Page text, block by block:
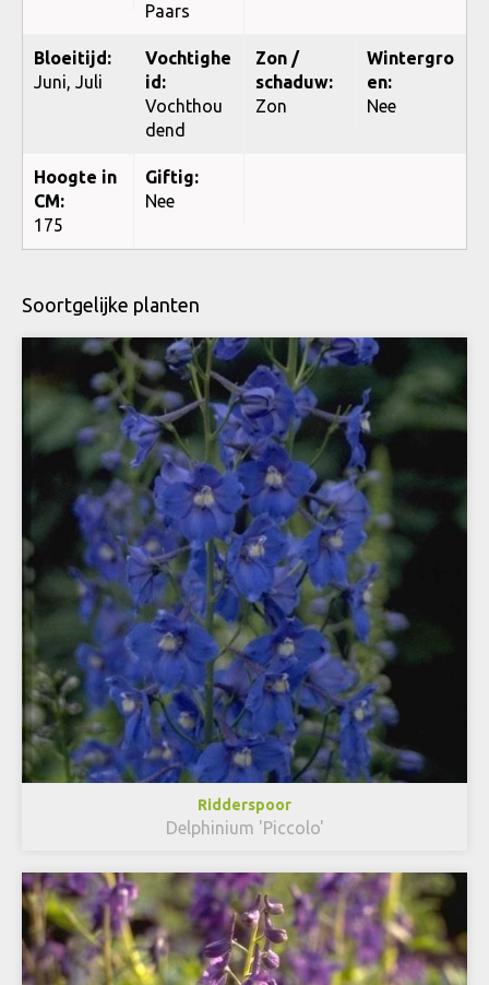
Paars
Bloeitijd:
Juni, Juli
Vochtighe
id:
Vochthou
dend
Zon /
schaduw:
Zon
Wintergro
en:
Nee
Hoogte in
CM:
175
Giftig:
Nee
Soortgelijke planten
Ridderspoor
Delphinium 'Piccolo'